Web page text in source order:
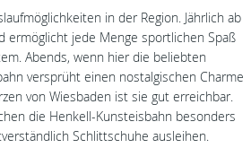
in der Region. Jährlich ab
ermöglicht jede Menge sportlichen Spaß
Abends, wenn hier die beliebten
versprüht einen nostalgischen Charme
von Wiesbaden ist sie gut erreichbar.
die Henkell-Kunsteisbahn besonders
Schlittschuhe ausleihen.